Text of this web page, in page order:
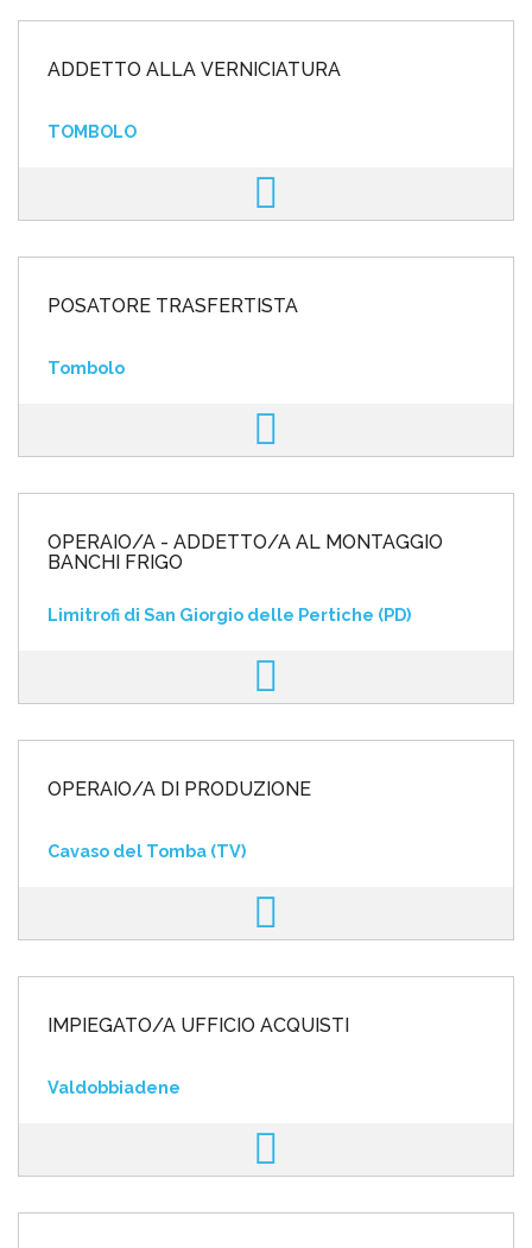
ADDETTO ALLA VERNICIATURA
TOMBOLO
POSATORE TRASFERTISTA
Tombolo
OPERAIO/A - ADDETTO/A AL MONTAGGIO
BANCHI FRIGO
Limitrofi di San Giorgio delle Pertiche (PD)
OPERAIO/A DI PRODUZIONE
Cavaso del Tomba (TV)
IMPIEGATO/A UFFICIO ACQUISTI
Valdobbiadene